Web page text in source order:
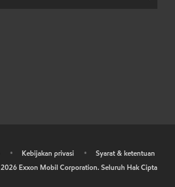
• Kebijakan privasi •
Syarat & ketentuan
2026 Exxon Mobil Corporation. Seluruh Hak Cipta